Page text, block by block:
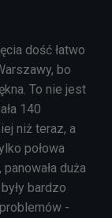
dość łatwo
bo
To nie jest
140
niż teraz, a
połowa
duża
bardzo
-